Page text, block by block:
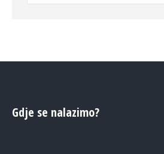
Gdje se nalazimo?